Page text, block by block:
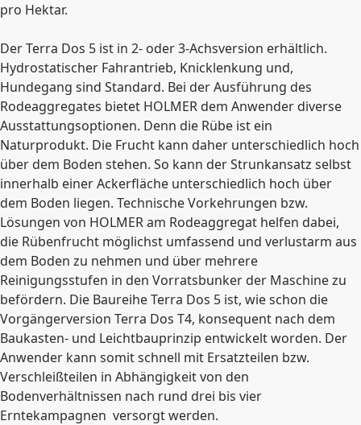
pro Hektar.
Der Terra Dos 5 ist in 2- oder 3-Achsversion erhältlich.
Hydrostatischer Fahrantrieb, Knicklenkung und,
Hundegang sind Standard. Bei der Ausführung des
Rodeaggregates bietet HOLMER dem Anwender diverse
Ausstattungsoptionen. Denn die Rübe ist ein
Naturprodukt. Die Frucht kann daher unterschiedlich hoch
über dem Boden stehen. So kann der Strunkansatz selbst
innerhalb einer Ackerfläche unterschiedlich hoch über
dem Boden liegen. Technische Vorkehrungen bzw.
Lösungen von HOLMER am Rodeaggregat helfen dabei,
die Rübenfrucht möglichst umfassend und verlustarm aus
dem Boden zu nehmen und über mehrere
Reinigungsstufen in den Vorratsbunker der Maschine zu
befördern. Die Baureihe Terra Dos 5 ist, wie schon die
Vorgängerversion Terra Dos T4, konsequent nach dem
Baukasten- und Leichtbauprinzip entwickelt worden. Der
Anwender kann somit schnell mit Ersatzteilen bzw.
Verschleißteilen in Abhängigkeit von den
Bodenverhältnissen nach rund drei bis vier
Erntekampagnen versorgt werden.